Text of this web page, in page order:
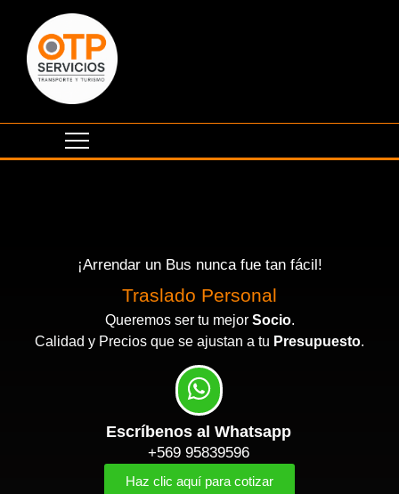
¡Arrendar un Bus nunca fue tan fácil!
Traslado Personal
Queremos ser tu mejor Socio.
Calidad y Precios que se ajustan a tu Presupuesto.
Escríbenos al Whatsapp
+569 95839596
Haz clic aquí para cotizar